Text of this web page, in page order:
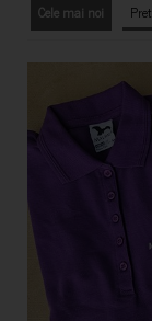
Cele mai noi Pret